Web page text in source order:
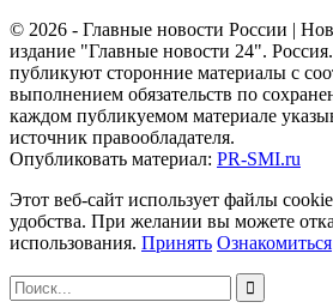
© 2026 - Главные новости России |
издание "Главные новости 24".
публикуют сторонние материалы с
выполнением обязательств по
каждом публикуемом материале
источник правообладателя.
Опубликовать материал: PR-SMI.ru
Этот веб-сайт использует файлы
удобства. При желании вы можете
использования. Принять Ознакомиться